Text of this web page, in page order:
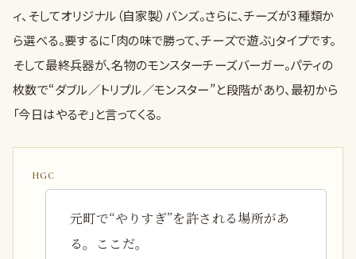
ィ、そしてオリジナル（自家製）バンズ。さらに、チーズが3種類か
ら選べる。要するに「肉の味で勝って、チーズで遊ぶ」タイプです。
そして最終兵器が、名物のモンスターチーズバーガー。パティの
枚数で“ダブル／トリプル／モンスター”と段階があり、最初から
「今日はやるぞ」と言ってくる。
元町で“やりすぎ”を許される場所があ
る。ここだ。